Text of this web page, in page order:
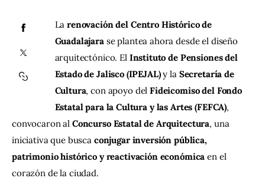
Contacto
La renovación del Centro Histórico de
Guadalajara se plantea ahora desde el diseño
arquitectónico. El Instituto de Pensiones del
Estado de Jalisco (IPEJAL) y la Secretaría de
Cultura, con apoyo del Fideicomiso del Fondo
Estatal para la Cultura y las Artes (FEFCA),
convocaron al Concurso Estatal de Arquitectura, una
iniciativa que busca conjugar inversión pública,
patrimonio histórico y reactivación económica en el
corazón de la ciudad.